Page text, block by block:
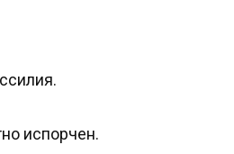
испорчен.